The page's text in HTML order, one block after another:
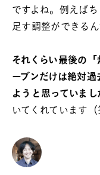
ですよね。例えば
足す調整ができる
それくらい最後の
ーブンだけは絶対
ようと思っていまし
いてくれています（